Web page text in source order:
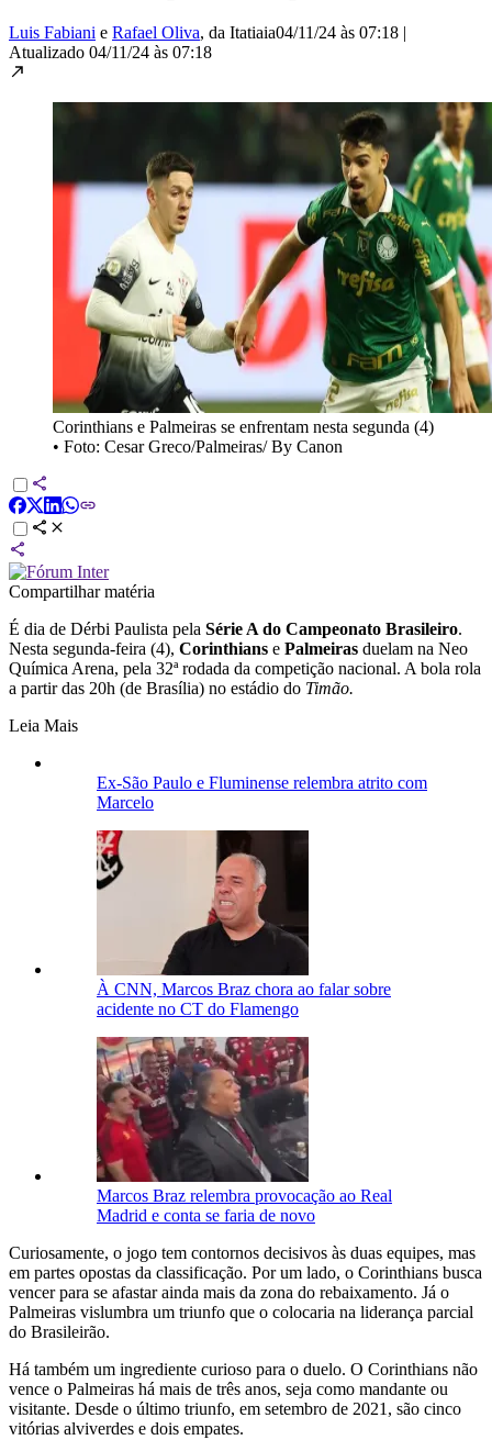
Luis Fabiani e Rafael Oliva, da Itatiaia04/11/24 às 07:18 |
Atualizado 04/11/24 às 07:18
Corinthians e Palmeiras se enfrentam nesta segunda (4)
• Foto: Cesar Greco/Palmeiras/ By Canon
Compartilhar matéria
É dia de Dérbi Paulista pela Série A do Campeonato Brasileiro.
Nesta segunda-feira (4), Corinthians e Palmeiras duelam na Neo
Química Arena, pela 32ª rodada da competição nacional. A bola rola
a partir das 20h (de Brasília) no estádio do Timão.
Leia Mais
Ex-São Paulo e Fluminense relembra atrito com
Marcelo
À CNN, Marcos Braz chora ao falar sobre
acidente no CT do Flamengo
Marcos Braz relembra provocação ao Real
Madrid e conta se faria de novo
Curiosamente, o jogo tem contornos decisivos às duas equipes, mas
em partes opostas da classificação. Por um lado, o Corinthians busca
vencer para se afastar ainda mais da zona do rebaixamento. Já o
Palmeiras vislumbra um triunfo que o colocaria na liderança parcial
do Brasileirão.
Há também um ingrediente curioso para o duelo. O Corinthians não
vence o Palmeiras há mais de três anos, seja como mandante ou
visitante. Desde o último triunfo, em setembro de 2021, são cinco
vitórias alviverdes e dois empates.